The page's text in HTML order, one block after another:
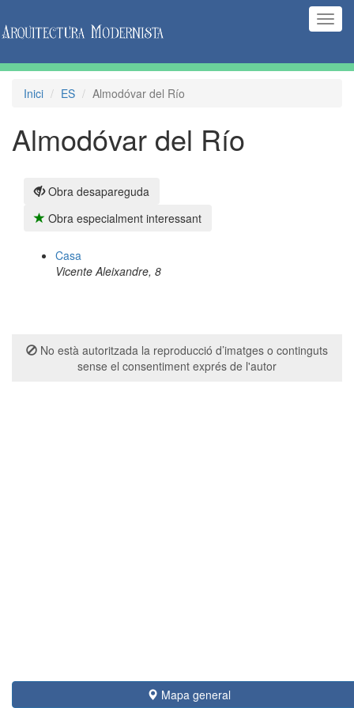
Inici ES Almodóvar del Río
Almodóvar del Río
Obra desapareguda
Obra especialment interessant
Casa
Vicente Aleixandre, 8
Mapa general
No està autoritzada la reproducció d’imatges o continguts
sense el consentiment exprés de l'autor